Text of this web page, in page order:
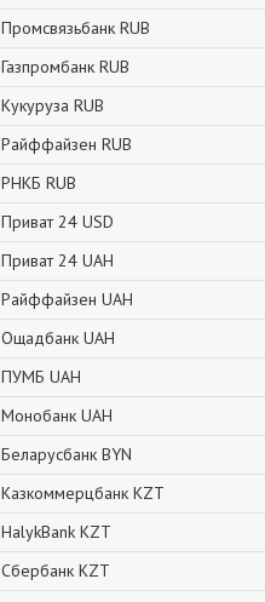
Промсвязьбанк RUB
Газпромбанк RUB
Кукуруза RUB
Райффайзен RUB
РНКБ RUB
Приват 24 USD
Приват 24 UAH
Райффайзен UAH
Ощадбанк UAH
ПУМБ UAH
Монобанк UAH
Беларусбанк BYN
Казкоммерцбанк KZT
HalykBank KZT
Сбербанк KZT